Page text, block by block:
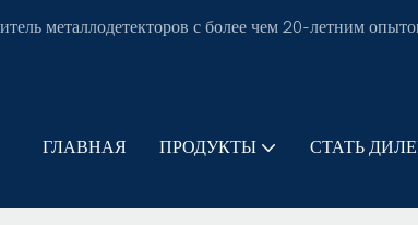
металлодетекторов с более чем 20-летним
ГЛАВНАЯ ПРОДУКТЫ СТАТЬ